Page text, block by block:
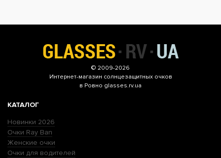
© 2009-2026
Интернет-магазин солнцезащитных очков
в Ровно glasses.rv.ua
КАТАЛОГ
Новинки 2026
Очки Ray Ban
Женские очки
Очки для водителей